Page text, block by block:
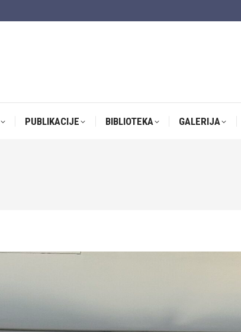
PUBLIKACIJE BIBLIOTEKA GALERIJA
PUBLIKACIJE BIBLIOTEKA GALERIJA